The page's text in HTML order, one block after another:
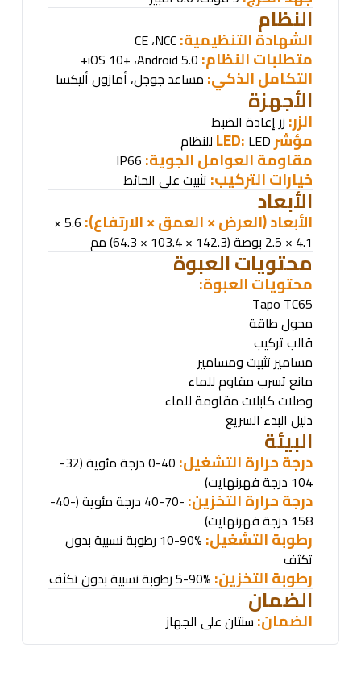
النظام
الشهادة التنظيمية:
CE ،NCC
متطلبات النظام: ،Android 5.0+
التكامل الذكي:مساعد جوجل، أمازون أليكسا
الأجهزة
الزر: زر إعادة الضبط
مؤشرLED:
LED للنظام
مقاومة العوامل الجوية:
خيارات التركيب: تثبيت على الحائط
الأبعاد
الأبعاد (العرض × العمق × الارتفاع):
5.6 ×
4.1 × 2.5 بوصة (142.3 × 103.4 × 64.3) مم
محتويات العبوة
محتويات العبوة:
Tapo TC65
محول طاقة
قالب تركيب
مسامير تثبيت ومسامير
مانع تسرب مقاوم للماء
وصلات كابلات مقاومة للماء
دليل البدء السريع
البيئة
درجة حرارة التشغيل:
0-40 درجة مئوية (32-
104 درجة فهرنهايت)
درجة حرارة التخزين:
-40-70 درجة مئوية (-40-
158 درجة فهرنهايت)
رطوبة التشغيل:
10-90% رطوبة نسبية بدون
تكثف
رطوبة التخزين:
الضمان
الضمان:سنتان على الجهاز